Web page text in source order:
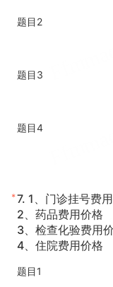
题目2
题目3
题目4
*7. 1、门诊挂号费
2、药品费用价格
3、检查化验费用
4、住院费用价格
题目1